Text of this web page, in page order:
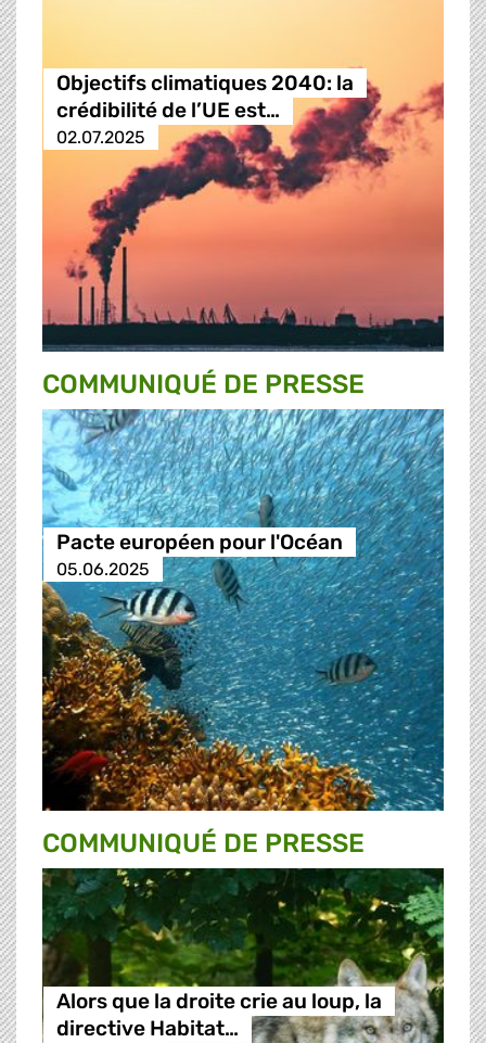
Objectifs climatiques 2040: la
crédibilité de l’UE est…
02.07.2025
COMMUNIQUÉ DE PRESSE
Pacte européen pour l'Océan
05.06.2025
COMMUNIQUÉ DE PRESSE
Alors que la droite crie au loup, la
directive Habitat…